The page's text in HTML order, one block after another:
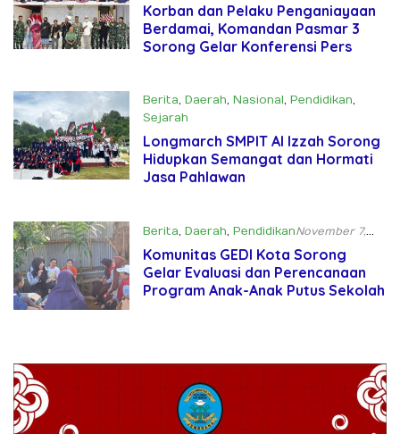
November 12, 2024
Korban dan Pelaku Penganiayaan
Berdamai, Komandan Pasmar 3
Sorong Gelar Konferensi Pers
Berita, Daerah, Nasional, Pendidikan,
Sejarah
November 10, 2024
Longmarch SMPIT Al Izzah Sorong
Hidupkan Semangat dan Hormati
Jasa Pahlawan
Berita, Daerah, PendidikanNovember 7,
2024
Komunitas GEDI Kota Sorong
Gelar Evaluasi dan Perencanaan
Program Anak-Anak Putus Sekolah